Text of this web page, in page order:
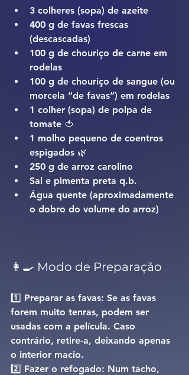
3 colheres (sopa) de azeite
400 g de favas frescas
(descascadas)
100 g de chouriço de carne em
rodelas
100 g de chouriço de sangue (ou
morcela “de favas”) em rodelas
1 colher (sopa) de polpa de
tomate 🍅
1 molho pequeno de coentros
espigados 🌿
250 g de arroz carolino
Sal e pimenta preta q.b.
Água quente (aproximadamente
o dobro do volume do arroz)
👩‍🍳 Modo de Preparação
1️⃣ Preparar as favas: Se as favas
forem muito tenras, podem ser
usadas com a película. Caso
contrário, retire-a, deixando apenas
o interior macio.
2️⃣ Fazer o refogado: Num tacho,